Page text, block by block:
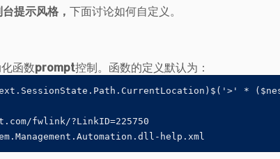
提示风格， 下面讨论如何自定义。
函数prompt控制。函数的定义默认为：
*
fwlink/?LinkID=225750
help.xml